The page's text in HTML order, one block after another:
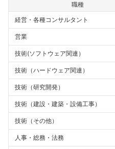
職種
経営・各種コンサルタント
営業
技術(ソフトウェア関連）
技術（ハードウェア関連）
技術（研究開発）
技術（建設・建築・設備工事）
技術（その他）
人事・総務・法務